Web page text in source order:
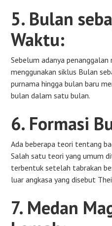
5. Bulan
Waktu:
Sebelum adanya penanggalan
menggunakan siklus Bulan
purnama hingga bulan baru
bulan dalam satu bulan.
6. Formasi
Ada beberapa teori tentang
Salah satu teori yang umum
terbentuk setelah tabrakan
luar angkasa yang disebut
7. Medan